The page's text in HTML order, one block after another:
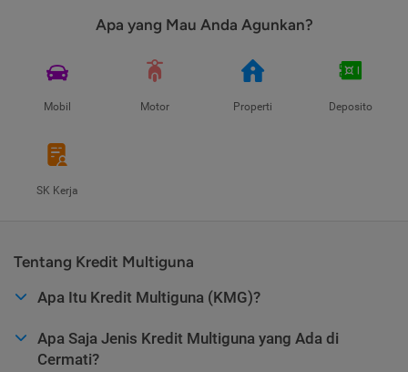
Apa yang Mau Anda Agunkan?
Mobil Motor Properti Deposito
SK Kerja
Tentang Kredit Multiguna
Apa Itu Kredit Multiguna (KMG)?
Apa Saja Jenis Kredit Multiguna yang Ada di
Cermati?